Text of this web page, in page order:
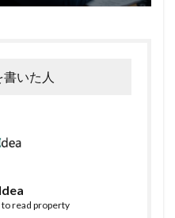
書いた人
read property